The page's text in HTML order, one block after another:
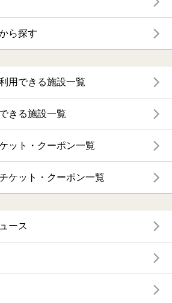
ら探す
用できる施設一覧
きる施設一覧
ット・クーポン一覧
ケット・クーポン一覧
ース